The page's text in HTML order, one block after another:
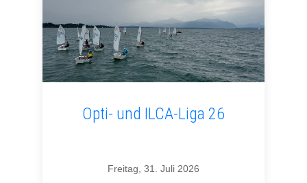
Opti- und ILCA-Liga 26
Freitag, 31. Juli 2026